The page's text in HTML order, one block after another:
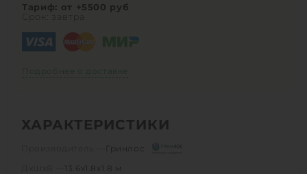
Тариф: от +5500 руб
Срок: завтра
Подробнее о доставке
ХАРАКТЕРИСТИКИ
Гринлос
13.6х1.8х1.8 м